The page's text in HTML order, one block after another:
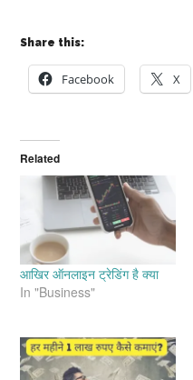
Share this:
Facebook X
Related
आखिर ऑनलाइन ट्रेडिंग है क्या
In "Business"